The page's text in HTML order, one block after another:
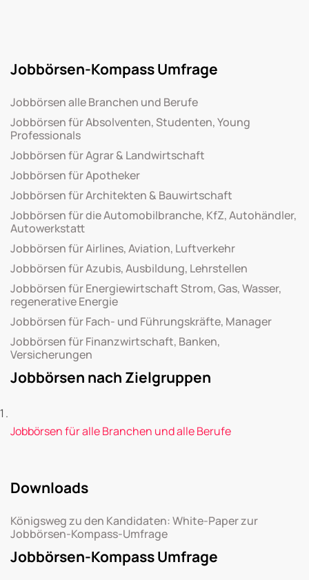
Jobbörsen-Kompass Umfrage
Jobbörsen alle Branchen und Berufe
Jobbörsen für Absolventen, Studenten, Young
Professionals
Jobbörsen für Agrar & Landwirtschaft
Jobbörsen für Apotheker
Jobbörsen für Architekten & Bauwirtschaft
Jobbörsen für die Automobilbranche, KfZ, Autohändler,
Autowerkstatt
Jobbörsen für Airlines, Aviation, Luftverkehr
Jobbörsen für Azubis, Ausbildung, Lehrstellen
Jobbörsen für Energiewirtschaft Strom, Gas, Wasser,
regenerative Energie
Jobbörsen für Fach- und Führungskräfte, Manager
Jobbörsen für Finanzwirtschaft, Banken,
Versicherungen
Jobbörsen nach Zielgruppen
Jobbörsen für alle Branchen und alle Berufe
Downloads
Königsweg zu den Kandidaten: White-Paper zur
Jobbörsen-Kompass-Umfrage
Jobbörsen-Kompass Umfrage